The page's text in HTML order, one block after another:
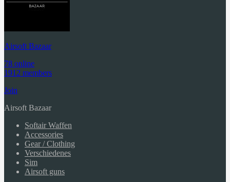
Airsoft Bazaar
78 online
1912 members
Join
Airsoft Bazaar
Softair Waffen
Accessories
Gear / Clothing
Verschiedenes
Sim
Airsoft guns